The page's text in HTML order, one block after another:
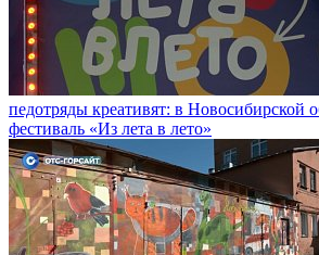
педотряды креативят: в Новосибирской
фестиваль «Из лета в лето»